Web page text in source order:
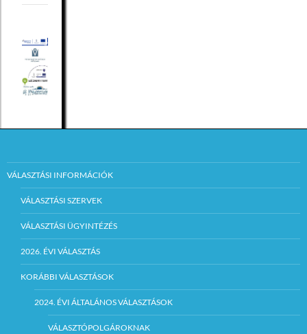
VÁLASZTÁSI INFORMÁCIÓK
VÁLASZTÁSI SZERVEK
VÁLASZTÁSI ÜGYINTÉZÉS
2026. ÉVI VÁLASZTÁS
KORÁBBI VÁLASZTÁSOK
2024. ÉVI ÁLTALÁNOS VÁLASZTÁSOK
VÁLASZTÓPOLGÁROKNAK